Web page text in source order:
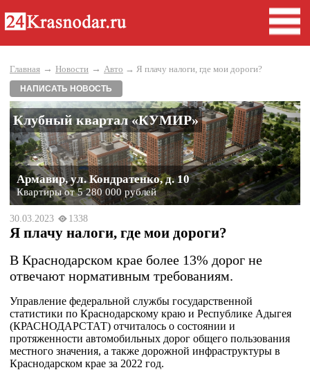
Главная → Новости → Авто → Я плачу налоги, где мои дороги?
НАПИСАТЬ НОВОСТЬ
Клубный квартал «КУМИР»
Армавир, ул. Кондратенко, д. 10
Квартиры от 5 280 000 рублей
30.03.2023 1338
Я плачу налоги, где мои дороги?
В Краснодарском крае более 13% дорог не
отвечают нормативным требованиям.
Управление федеральной службы государственной
статистики по Краснодарскому краю и Республике Адыгея
(КРАСНОДАРСТАТ) отчиталось о состоянии и
протяженности автомобильных дорог общего пользования
местного значения, а также дорожной инфраструктуры в
Краснодарском крае за 2022 год.